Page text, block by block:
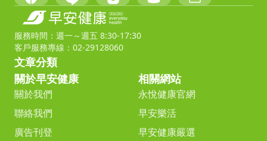
服務時間：週一～週五 8:30-17:30
客戶服務專線：02-29128060
文章分類
關於早安健康
關於我們
聯絡我們
廣告刊登
相關網站
永悅健康官網
早安樂活
早安健康嚴選